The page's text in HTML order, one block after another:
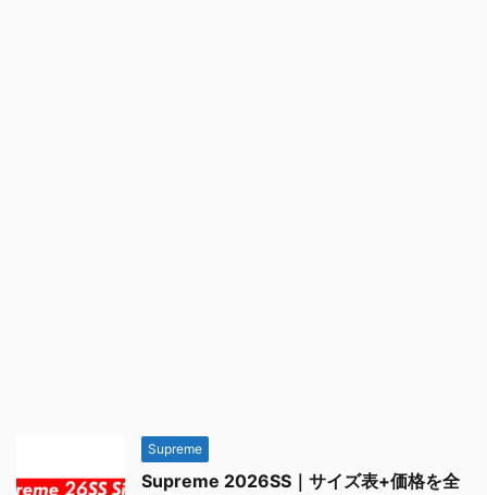
Supreme
Supreme 2026SS｜サイズ表+価格を全